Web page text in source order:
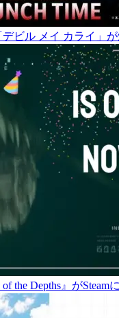
ビル メイ カライ」
the Depths』が